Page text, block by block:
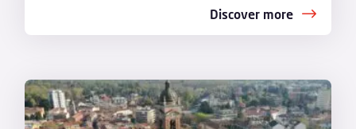
Discover more